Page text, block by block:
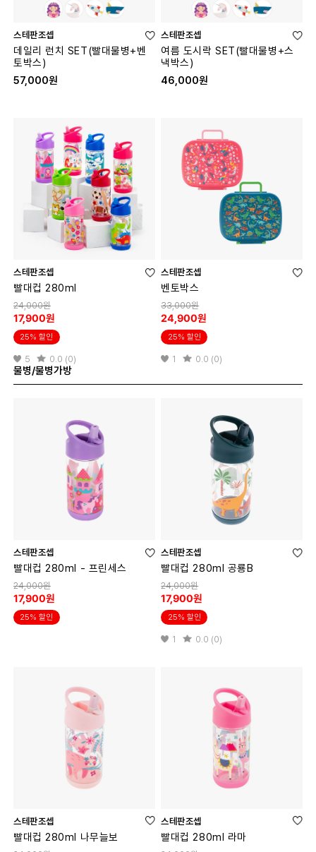
스테판조셉
데일리 런치 SET(빨대물병+벤
토박스)
57,000원
스테판조셉
여름 도시락 SET(빨대물병+스
낵박스)
46,000원
스테판조셉
빨대컵 280ml
24,000원
17,900원
25% 할인
5 0.0 (0)
스테판조셉
벤토박스
33,000원
24,900원
25% 할인
1 0.0 (0)
물병/물병가방
스테판조셉
빨대컵 280ml - 프린세스
24,000원
17,900원
25% 할인
스테판조셉
빨대컵 280ml 공룡B
24,000원
17,900원
25% 할인
1 0.0 (0)
스테판조셉
빨대컵 280ml 나무늘보
스테판조셉
빨대컵 280ml 라마